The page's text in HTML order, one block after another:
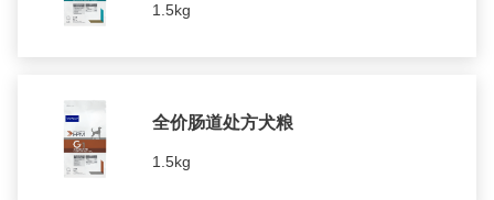
1.5kg
全价肠道处方犬粮
1.5kg